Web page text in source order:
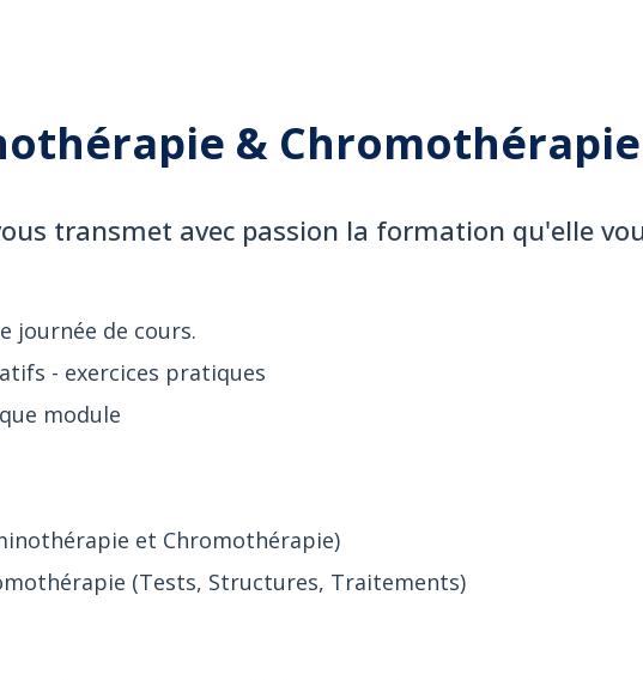
&
transmet avec passion la formation qu'elle
journée de cours.
- exercices pratiques
module
et Chromothérapie)
(Tests, Structures, Traitements)